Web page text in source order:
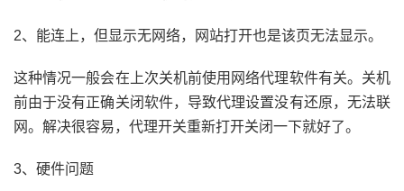
2、能连上，但显示无网络，网站打开也是该页无法显示。
这种情况一般会在上次关机前使用网络代理软件有关。关机
前由于没有正确关闭软件，导致代理设置没有还原，无法联
网。解决很容易，代理开关重新打开关闭一下就好了。
3、硬件问题